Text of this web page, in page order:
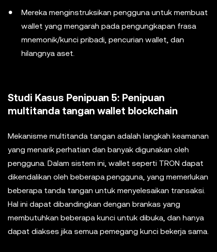
Mereka menginstruksikan pengguna untuk membuat
wallet yang mengarah pada pengungkapan frasa
mnemonik/kunci pribadi, pencurian wallet, dan
hilangnya aset.
Studi Kasus Penipuan 5: Penipuan
multitanda tangan wallet blockchain
Mekanisme multitanda tangan adalah langkah keamanan
yang menarik perhatian dan banyak digunakan oleh
pengguna. Dalam sistem ini, wallet seperti TRON dapat
dikendalikan oleh beberapa pengguna, yang memerlukan
beberapa tanda tangan untuk menyelesaikan transaksi.
Hal ini dapat dibandingkan dengan brankas yang
membutuhkan beberapa kunci untuk dibuka, dan hanya
dapat diakses jika semua pemegang kunci bekerja sama.